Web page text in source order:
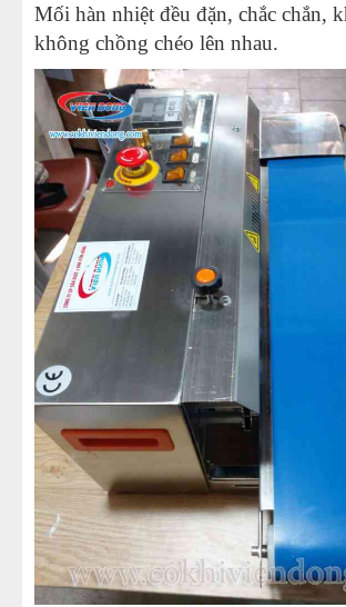
Mối hàn nhiệt đều đặn, chắc chắn,
không chồng chéo lên nhau.